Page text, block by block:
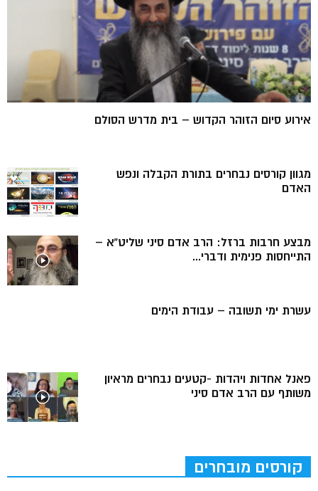
אירוע סיום הזוהר הקדוש – בית מדרש הסולם
מגוון קורסים נבחרים בתורת הקבלה ונפש
האדם
מבצע חרבות ברזל: הרב אדם סיני שליט”א –
התייחסות פנימית ודברי...
עשרת ימי תשובה – עבודת הימים
פאנל אחדות ויהדות -קטעים נבחרים מראיון
משותף עם הרב אדם סיני
קורסים מובחרים